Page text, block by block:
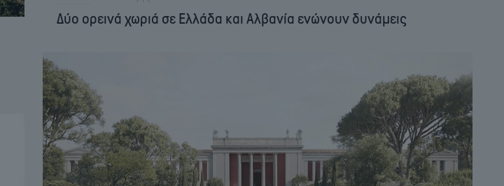
Δύο ορεινά χωριά σε Ελλάδα και Αλβανία ενώνουν δυνάμεις